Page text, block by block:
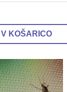
V KOŠARICO